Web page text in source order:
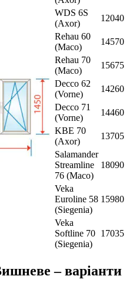
WDS 6S
(Axor)
12040
Rehau 60
(Maco)
14570
Rehau 70
(Maco)
15675
Decco 62
(Vorne)
14260
Decco 71
(Vorne)
14460
KBE 70
(Axor)
13705
Salamander
Streamline
76 (Maco)
18090
Veka
Euroline 58
(Siegenia)
15980
Veka
Softline 70
(Siegenia)
17035
– варіанти